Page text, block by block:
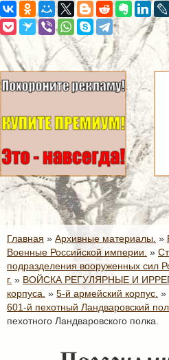
Главная » Архивные материалы. »
Военные Российской империи. »
подразделения вооруженных сил
г. » ВОЙСКА РЕГУЛЯРНЫЕ И
корпуса. » 5-й армейский корпус. »
601-й пехотный Ландваровский
пехотного Ландваровского полка.